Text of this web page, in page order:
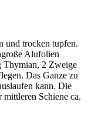
und trocken tupfen.
Alufolien
Thymian, 2 Zweige
Das Ganze zu
kann. Die
Schiene ca.